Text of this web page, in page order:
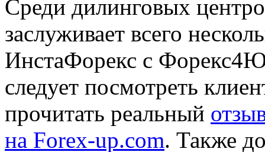
Среди дилинговых
заслуживает всего
ИнстаФорекс с
следует посмотреть
прочитать реальный
на Forex-up.com. Также